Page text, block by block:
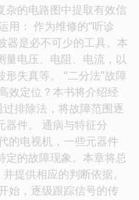
杂的电路图中提取有效信
用： 作为维修的“听诊
器是必不可少的工具。本
量电压、电阻、电流，以
失真等。 “二分法”故障
效定位？本书将介绍经
排除法，将故障范围逐
器件。 通病与特征分
的电视机，一些元器件
定的故障现象。本章将总
提供相应的判断依据。
始，逐级跟踪信号的传